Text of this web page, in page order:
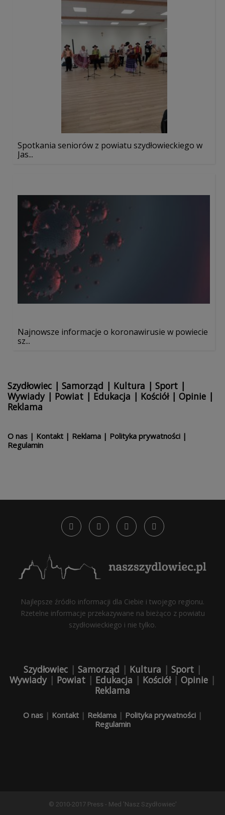
Spotkania seniorów z powiatu szydłowieckiego w
Jas...
Najnowsze informacje o koronawirusie w powiecie
sz...
Szydłowiec | Samorząd | Kultura | Sport |
Wywiady| Powiat | Edukacja | Kościół| Opinie |
Reklama
O nas | Kontakt | Reklama | Polityka prywatności |
Regulamin
Najlepsze źródło informacji dla Ciebie i twojego regionu.
Rzetelne informacje przekazywane na bieżąco z powiatu
szydłowieckiego i nie tylko.
Szydłowiec Samorząd Kultura Sport
Wywiady| Powiat Edukacja Kościół| Opinie
Reklama
O nas| Kontakt| Reklama| Polityka prywatności|
Regulamin
© 2010-2017 Press - Med 'Nasz Szydłowiec'